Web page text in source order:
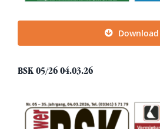
Download
BSK 05/26 04.03.26